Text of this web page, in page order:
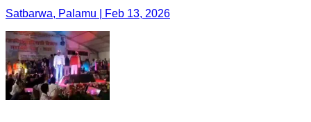
Satbarwa, Palamu | Feb 13, 2026